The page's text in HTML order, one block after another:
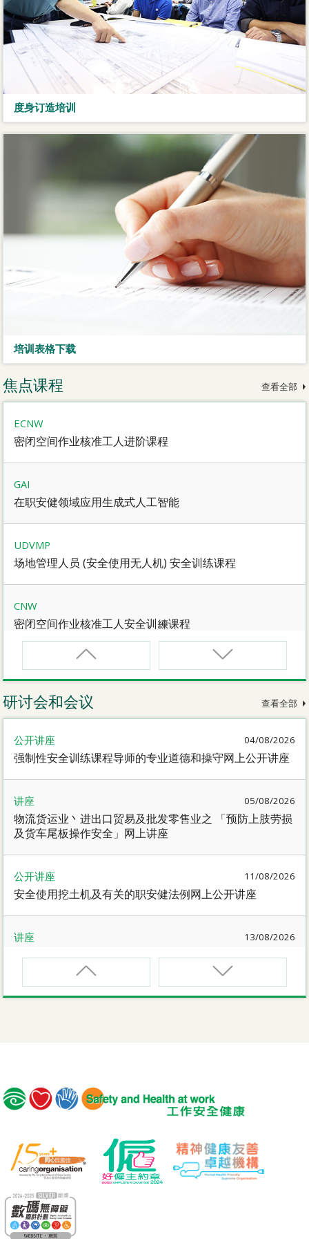
度身订造培训
培训表格下载
焦点课程 查看全部
ECNW
密闭空间作业核准工人进阶课程
GAI
在职安健领域应用生成式人工智能
UDVMP
场地管理人员 (安全使用无人机) 安全训练课程
CNW
密闭空间作业核准工人安全训練课程
CNW(R)
密闭空间作业核准工人安全训練重新甄审资格课程
动力操作升降工作台督导员课程
密闭空间作业合资格人士安全训練课程
电动车维修安全课程
MICM
组装合成建筑工程管理人员训练课程
MICW
组装合成建筑工程工作安全训练课程
TST
安全使用可伸缩工作台
研讨会和会议 查看全部
公开讲座 04/08/2026
强制性安全训练课程导师的专业道德和操守网上公开讲座
讲座 05/08/2026
物流货运业丶进出口贸易及批发零售业之 「预防上肢劳损
及货车尾板操作安全」网上讲座
公开讲座 11/08/2026
安全使用挖土机及有关的职安健法例网上公开讲座
讲座 13/08/2026
职业健康大奬2026-27网上简介会暨讲座
讲座 17/08/2026
危险品的安全规管与危险物质相关规例网上公开讲座
【好心情@健康工作间】医护服务业之「拒绝压力爆煲：
『七好』减压法的科学减压之道」网上讲座
讲座
【护心计划/好心情@健康工作间】重拾健康由「戒烟」做